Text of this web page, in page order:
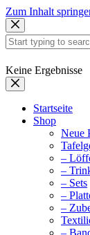
Zum Inhalt
Keine Ergebnisse
Startseite
Shop
Neue
–
–
– Sets
–
–
–